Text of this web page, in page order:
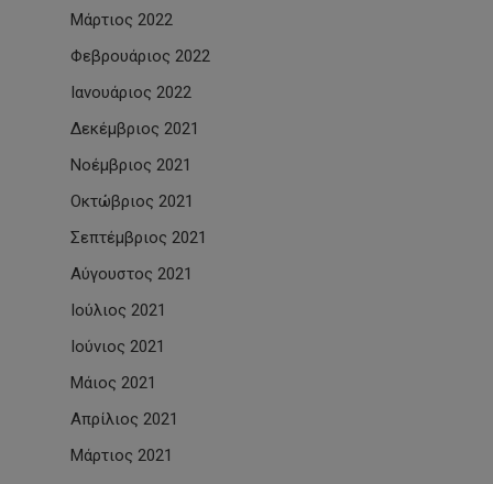
Μάρτιος 2022
Φεβρουάριος 2022
Ιανουάριος 2022
Δεκέμβριος 2021
Νοέμβριος 2021
Οκτώβριος 2021
Σεπτέμβριος 2021
Αύγουστος 2021
Ιούλιος 2021
Ιούνιος 2021
Μάιος 2021
Απρίλιος 2021
Μάρτιος 2021